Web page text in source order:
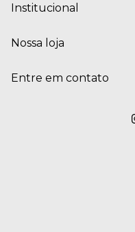
Institucional
Nossa loja
Entre em contato